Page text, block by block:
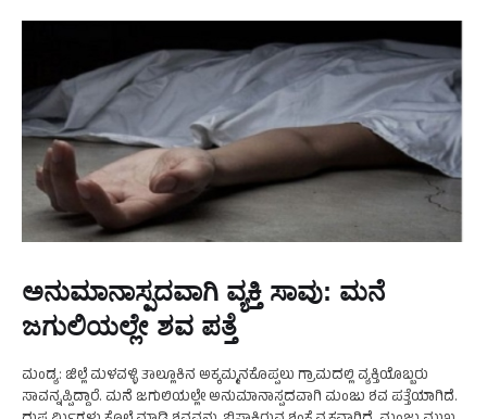
ಅನುಮಾನಾಸ್ಪದವಾಗಿ ವ್ಯಕ್ತಿ ಸಾವು: ಮನೆ
ಜಗುಲಿಯಲ್ಲೇ ಶವ ಪತ್ತೆ
ಮಂಡ್ಯ: ಜಿಲ್ಲೆ ಮಳವಳ್ಳಿ ತಾಲ್ಲೂಕಿನ ಅಕ್ಕಮ್ಮನಕೊಪ್ಪಲು ಗ್ರಾಮದಲ್ಲಿ ವ್ಯಕ್ತಿಯೊಬ್ಬರು
ಸಾವನ್ನಪ್ಪಿದ್ದಾರೆ. ಮನೆ ಜಗುಲಿಯಲ್ಲೇ ಅನುಮಾನಾಸ್ಪದವಾಗಿ ಮಂಜು ಶವ ಪತ್ತೆಯಾಗಿದೆ.